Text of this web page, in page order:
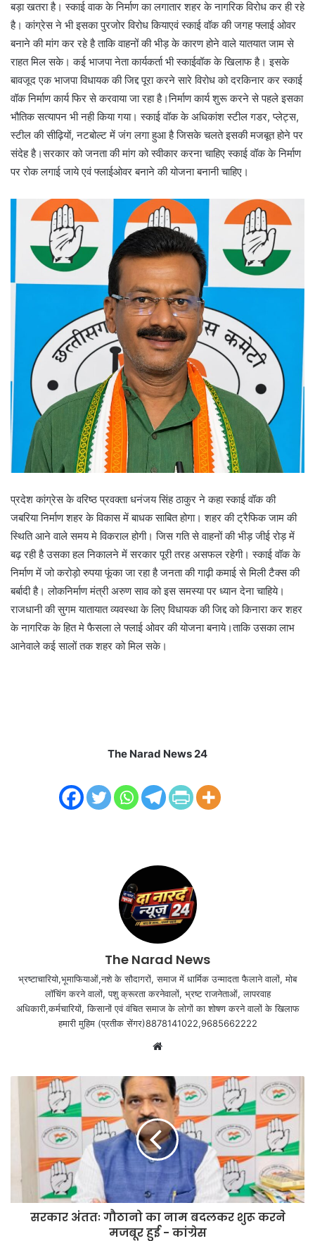
बड़ा खतरा है। स्काई वाक के निर्माण का लगातार शहर के नागरिक विरोध कर ही रहे
है। कांग्रेस ने भी इसका पुरजोर विरोध कियाएवं स्काई वॉक की जगह फ्लाई ओवर
बनाने की मांग कर रहे है ताकि वाहनों की भीड़ के कारण होने वाले यातयात जाम से
राहत मिल सके। कई भाजपा नेता कार्यकर्ता भी स्काईवॉक के खिलाफ है। इसके
बावजूद एक भाजपा विधायक की जिद्द पूरा करने सारे विरोध को दरकिनार कर स्काई
वॉक निर्माण कार्य फिर से करवाया जा रहा है।निर्माण कार्य शुरू करने से पहले इसका
भौतिक सत्यापन भी नही किया गया। स्काई वॉक के अधिकांश स्टील गडर, प्लेट्स,
स्टील की सीढ़ियों, नटबोल्ट में जंग लगा हुआ है जिसके चलते इसकी मजबूत होने पर
संदेह है।सरकार को जनता की मांग को स्वीकार करना चाहिए स्काई वॉक के निर्माण
पर रोक लगाई जाये एवं फ्लाईओवर बनाने की योजना बनानी चाहिए।
प्रदेश कांग्रेस के वरिष्ठ प्रवक्ता धनंजय सिंह ठाकुर ने कहा स्काई वॉक की
जबरिया निर्माण शहर के विकास में बाधक साबित होगा। शहर की ट्रैफिक जाम की
स्थिति आने वाले समय मे विकराल होगी। जिस गति से वाहनों की भीड़ जीई रोड़ में
बढ़ रही है उसका हल निकालने में सरकार पूरी तरह असफल रहेगी। स्काई वॉक के
निर्माण में जो करोड़ो रुपया फूंका जा रहा है जनता की गाढ़ी कमाई से मिली टैक्स की
बर्बादी है। लोकनिर्माण मंत्री अरुण साव को इस समस्या पर ध्यान देना चाहिये।
राजधानी की सुगम यातायात व्यवस्था के लिए विधायक की जिद्द को किनारा कर शहर
के नागरिक के हित मे फैसला ले फ्लाई ओवर की योजना बनाये।ताकि उसका लाभ
आनेवाले कई सालों तक शहर को मिल सके।
The Narad News 24
The Narad News
भ्रष्टाचारियो,भूमाफियाओं,नशे के सौदागरों, समाज में धार्मिक उन्मादता फैलाने वालों, मोब
लॉचिंग करने वालों, पशु क्रूरता करनेवालों, भ्रष्ट राजनेताओं, लापरवाह
अधिकारी,कर्मचारियों, किसानों एवं वंचित समाज के लोगों का शोषण करने वालों के खिलाफ
हमारी मुहिम (प्रतीक सेंगर)8878141022,9685662222
Website
सरकार अंततः गौठानो का नाम बदलकर शुरू करने
मजबूर हुई - कांग्रेस